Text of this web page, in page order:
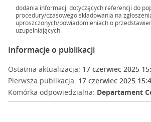
dodania informacji dotyczących referencji do
procedury/czasowego składowania na
uproszczonych/powiadomieniach o
uzupełniających.
Informacje o publikacji
Ostatnia aktualizacja: 17 czerwiec 2025
Pierwsza publikacja: 17 czerwiec 2025
Komórka odpowiedzialna: Departament